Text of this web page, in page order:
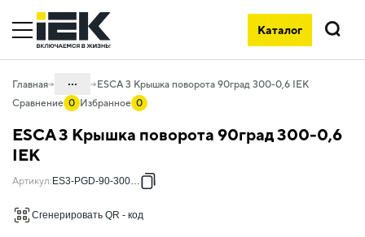
Каталог
Поиск
Главная ...
05.04 Кабельные лотки и аксессуары
металлических
ESCA 3 Крышка поворота 90град 300-0,6 IEK
Сравнение 0 Избранное 0
ESCA 3 Крышка поворота 90град 300-0,6
IEK
Артикул: ES3-PGD-90-300-06
Сгенерировать QR - код